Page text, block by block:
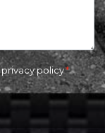
privacy policy